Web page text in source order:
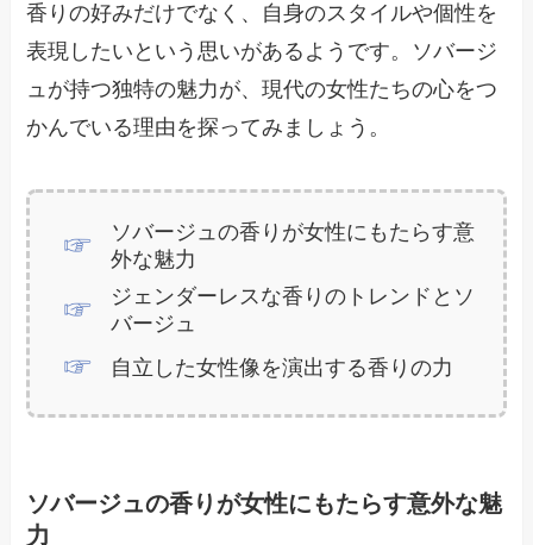
香りの好みだけでなく、自身のスタイルや個性を
表現したいという思いがあるようです。ソバージ
ュが持つ独特の魅力が、現代の女性たちの心をつ
かんでいる理由を探ってみましょう。
ソバージュの香りが女性にもたらす意
外な魅力
ジェンダーレスな香りのトレンドとソ
バージュ
自立した女性像を演出する香りの力
ソバージュの香りが女性にもたらす意外な魅
力